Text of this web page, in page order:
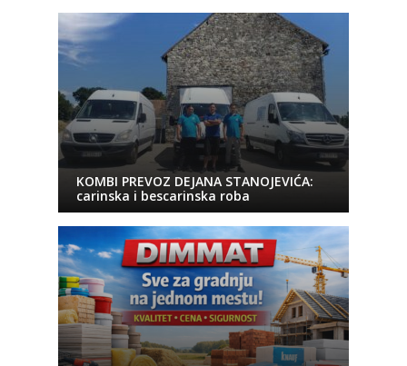
KOMBI PREVOZ DEJANA STANOJEVIĆA:
carinska i bescarinska roba